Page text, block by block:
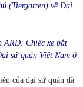
(Tiergarten) về Đại
ARD: Chiếc xe bắt
sứ quán Việt Nam ở
của đại sứ quán đã